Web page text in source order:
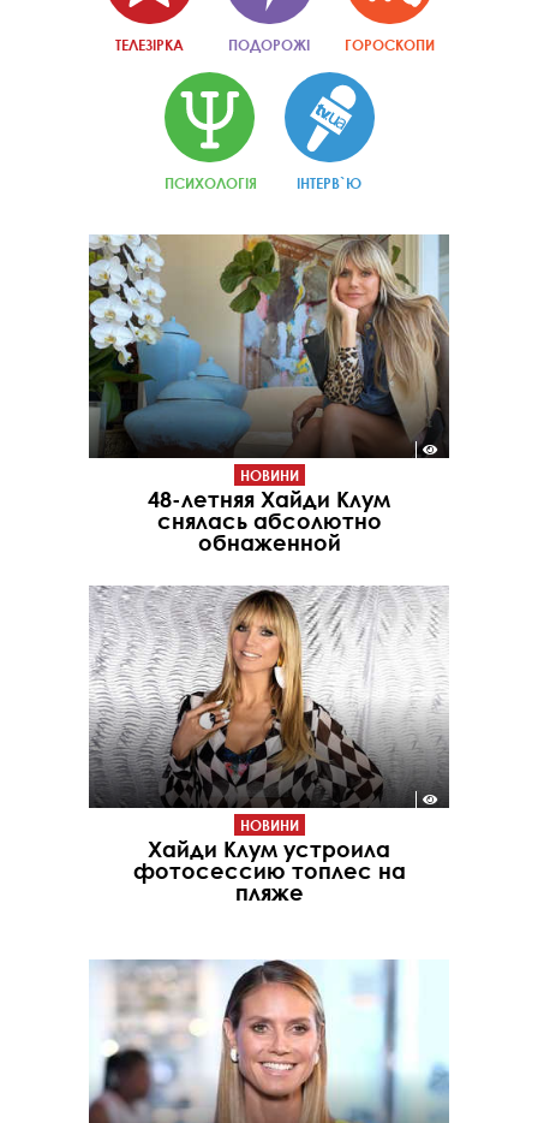
ТЕЛЕЗІРКА ПОДОРОЖІ ГОРОСКОПИ
ПСИХОЛОГІЯ ІНТЕРВ`Ю
НОВИНИ
48-летняя Хайди Клум
снялась абсолютно
обнаженной
НОВИНИ
Хайди Клум устроила
фотосессию топлес на
пляже